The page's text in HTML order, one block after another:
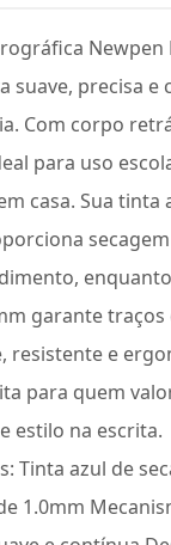
Newpen
suave, precisa e
Com corpo
para uso
casa. Sua tinta
garante
resistente e
para quem
estilo na escrita.
Tinta azul de
1.0mm